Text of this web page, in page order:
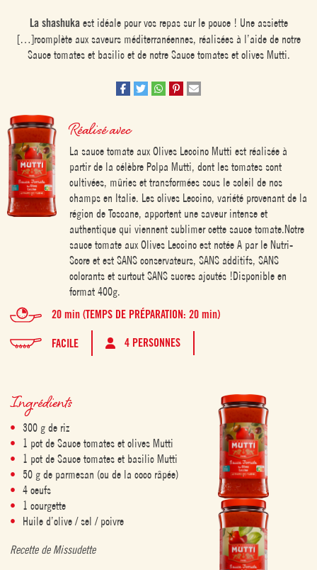
La shashukaest idéale pour vos repas sur le pouce ! Une assiette
[…]rcomplète aux saveurs méditerranéennes, réalisées à l’aide de notre
Sauce tomates et basilic et de notre Sauce tomates et olives Mutti.
Réalisé avec
La sauce tomate aux Olives Leccino Mutti est réalisée à
partir de la célèbre Polpa Mutti, dont les tomates sont
cultivées, mûries et transformées sous le soleil de nos
champs en Italie. Les olives Leccino, variété provenant de la
région de Toscane, apportent une saveur intense et
authentique qui viennent sublimer cette sauce tomate.Notre
sauce tomate aux Olives Leccino est notée A par le Nutri-
Score et est SANS conservateurs, SANS additifs, SANS
colorants et surtout SANS sucres ajoutés !Disponible en
format 400g.
20 min (TEMPS DE PRÉPARATION: 20 min)
FACILE 4 PERSONNES
Ingrédients
300 g de riz
1 pot de Sauce tomates et olives Mutti
1 pot de Sauce tomates et basilic Mutti
50 g de parmesan (ou de la coco râpée)
4 oeufs
1 courgette
Huile d’olive / sel / poivre
Recette de Missudette